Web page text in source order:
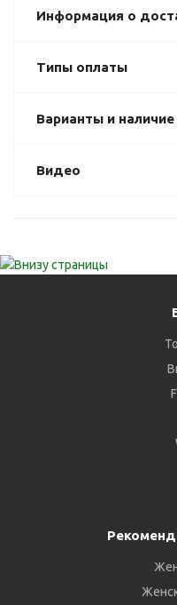
Информация о
Типы оплаты
Варианты и
Видео